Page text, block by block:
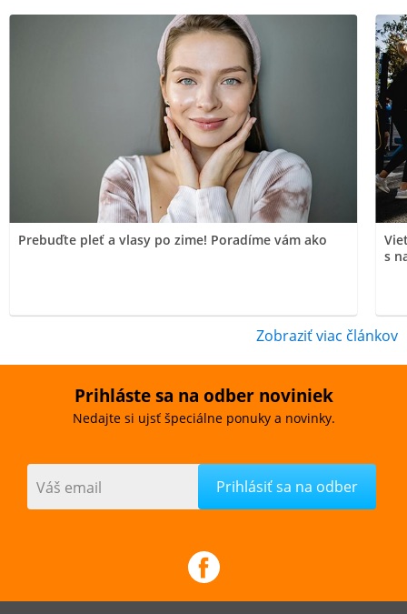
Prebuďte pleť a vlasy po zime! Poradíme vám ako
s
Zobraziť viac článkov
Prihláste sa na odber noviniek
Nedajte si ujsť špeciálne ponuky a novinky.
Váš email